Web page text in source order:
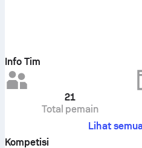
Info Tim
21
Total pemain
Lihat
Kompetisi